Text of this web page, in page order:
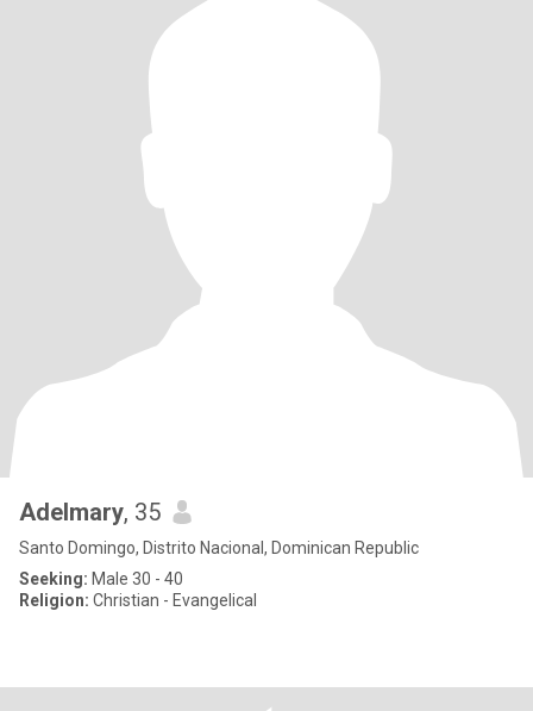
Adelmary, 35
Santo Domingo, Distrito Nacional, Dominican Republic
Seeking: Male 30 - 40
Religion: Christian - Evangelical